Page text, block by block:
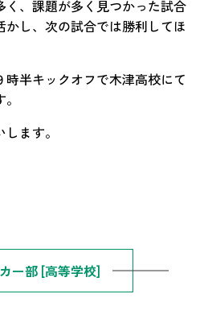
、課題が多く見つかった試合
し、次の試合では勝利してほ
半キックオフで木津高校にて
ます。
ー部 [高等学校]